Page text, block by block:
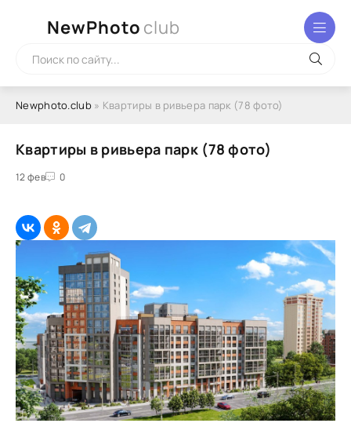
NewPhoto club
Newphoto.club» Квартиры в ривьера парк (78 фото)
Квартиры в ривьера парк (78 фото)
12 фев 0